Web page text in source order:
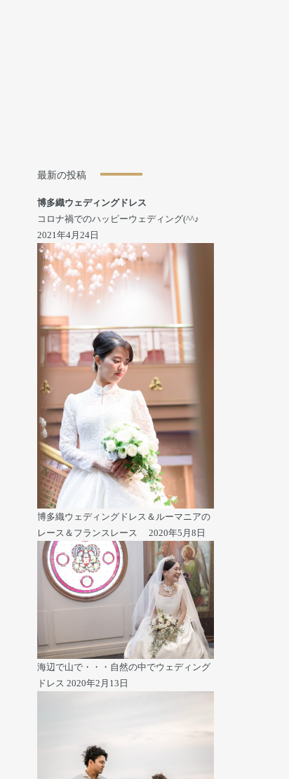
最新の投稿
博多織ウェディングドレス
コロナ禍でのハッピーウェディング(^^♪
2021年4月24日
博多織ウェディングドレス＆ルーマニアの
レース＆フランスレース
2020年5月8日
海辺で山で・・・自然の中でウェディング
ドレス 2020年2月13日